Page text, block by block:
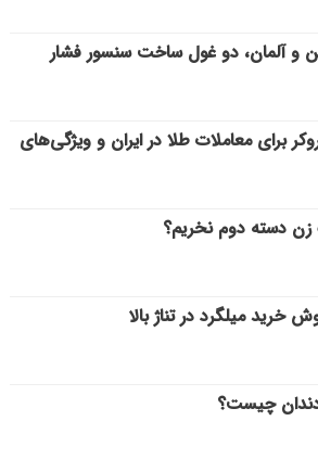
و آلمان، دو غول ساخت سنسور فشار
برای معاملات طلا در ایران و ویژگی‌های
زن دسته دوم نخریم؟
خرید میلگرد در تناژ بالا
چیست؟